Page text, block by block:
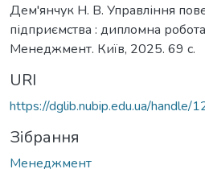
Дем'янчук Н. В. Управління
підприємства : дипломна
Менеджмент. Київ, 2025. 69 с.
URI
https://dglib.nubip.edu.ua/
Зібрання
Менеджмент